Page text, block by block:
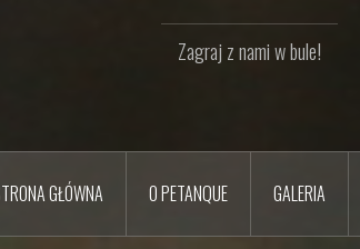
Zagraj z nami w bule!
GŁÓWNA O PETANQUE GALERIA